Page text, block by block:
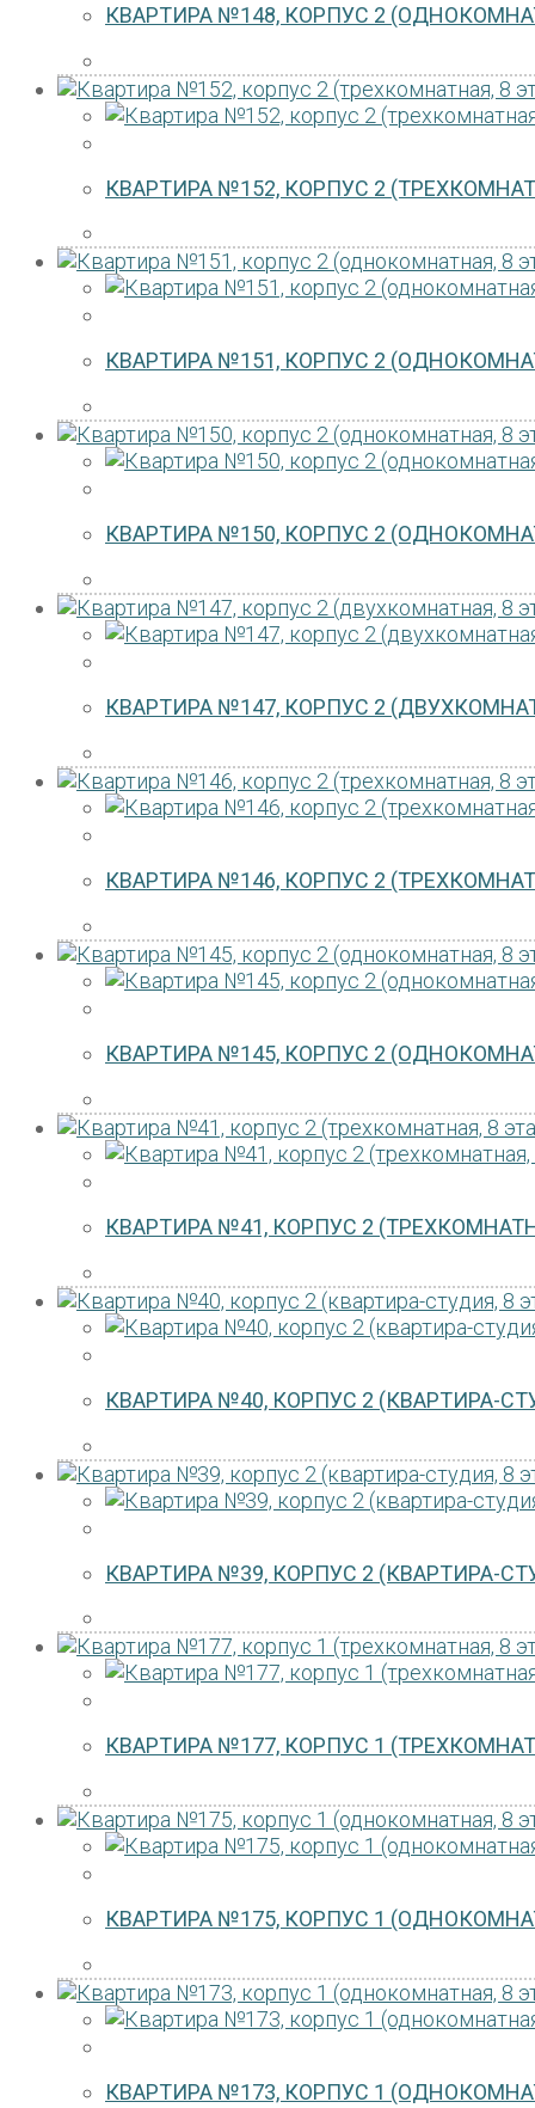
КВАРТИРА №148, КОРПУС 2
КВАРТИРА №152, КОРПУС 2
КВАРТИРА №151, КОРПУС 2
КВАРТИРА №150, КОРПУС 2
КВАРТИРА №147, КОРПУС 2
КВАРТИРА №146, КОРПУС 2
КВАРТИРА №145, КОРПУС 2
КВАРТИРА №41, КОРПУС 2
КВАРТИРА №40, КОРПУС 2 (КВАРТИРА-
КВАРТИРА №39, КОРПУС 2 (КВАРТИРА-
КВАРТИРА №177, КОРПУС 1
КВАРТИРА №175, КОРПУС 1
КВАРТИРА №173, КОРПУС 1